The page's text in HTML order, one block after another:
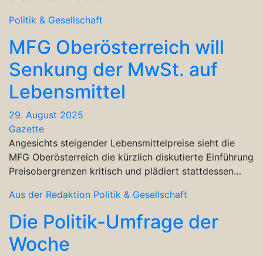
Politik & Gesellschaft
MFG Oberösterreich will
Senkung der MwSt. auf
Lebensmittel
29. August 2025
Gazette
Angesichts steigender Lebensmittelpreise sieht die
MFG Oberösterreich die kürzlich diskutierte Einführung
Preisobergrenzen kritisch und plädiert stattdessen…
Aus der Redaktion Politik & Gesellschaft
Die Politik-Umfrage der
Woche